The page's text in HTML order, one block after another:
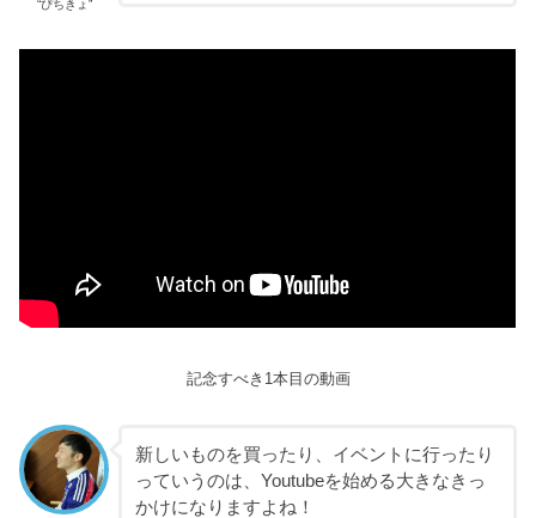
“ぴちきょ”
記念すべき1本目の動画
新しいものを買ったり、イベントに行ったり
っていうのは、Youtubeを始める大きなきっ
かけになりますよね！